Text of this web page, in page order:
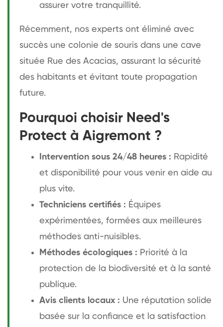
assurer votre tranquillité.
Récemment, nos experts ont éliminé avec
succès une colonie de souris dans une cave
située Rue des Acacias, assurant la sécurité
des habitants et évitant toute propagation
future.
Pourquoi choisir Need's
Protect à Aigremont ?
Intervention sous 24/48 heures : Rapidité
et disponibilité pour vous venir en aide au
plus vite.
Techniciens certifiés : Équipes
expérimentées, formées aux meilleures
méthodes anti-nuisibles.
Méthodes écologiques : Priorité à la
protection de la biodiversité et à la santé
publique.
Avis clients locaux : Une réputation solide
basée sur la confiance et la satisfaction